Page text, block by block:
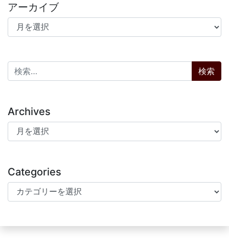
アーカイブ
アーカイブ
検索:
Archives
Archives
Categories
Categories